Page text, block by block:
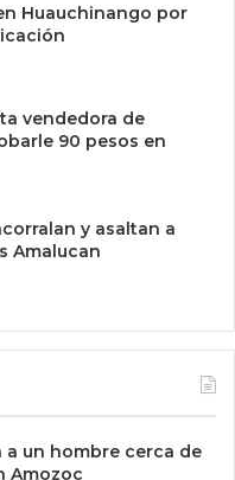
Huauchinango por
vendedora de
90 pesos en
y asaltan a
Amalucan
a un hombre cerca de
Amozoc